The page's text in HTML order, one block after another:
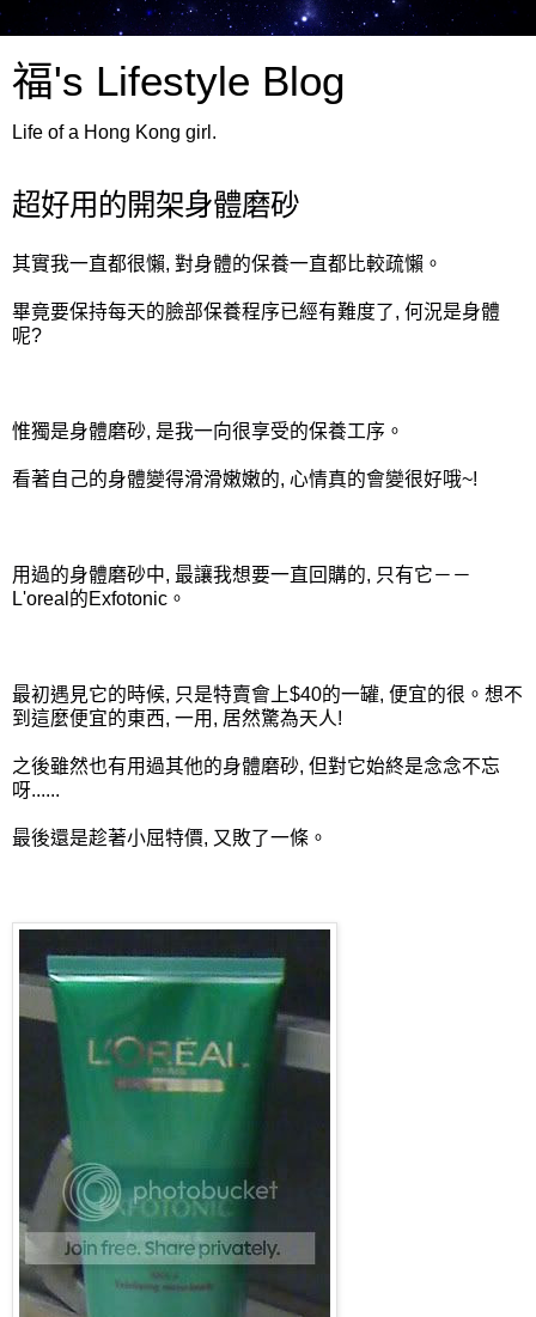
福's Lifestyle Blog
Life of a Hong Kong girl.
超好用的開架身體磨砂
其實我一直都很懶, 對身體的保養一直都比較疏懶。
畢竟要保持每天的臉部保養程序已經有難度了, 何況是身體
呢?
惟獨是身體磨砂, 是我一向很享受的保養工序。
看著自己的身體變得滑滑嫩嫩的, 心情真的會變很好哦~!
用過的身體磨砂中, 最讓我想要一直回購的, 只有它－－
L'oreal的Exfotonic。
最初遇見它的時候, 只是特賣會上$40的一罐, 便宜的很。想不
到這麼便宜的東西, 一用, 居然驚為天人!
之後雖然也有用過其他的身體磨砂, 但對它始終是念念不忘
呀......
最後還是趁著小屈特價, 又敗了一條。